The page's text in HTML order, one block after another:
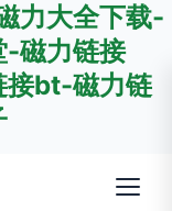
力大全下载-
磁力链接
接bt-磁力链